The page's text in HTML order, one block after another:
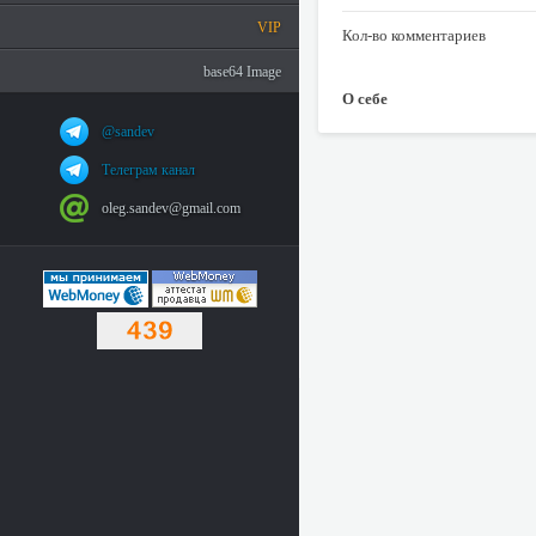
Кол-во комментариев
О себе
VIP
base64 Image
@sandev
Телеграм канал
oleg.sandev@gmail.com